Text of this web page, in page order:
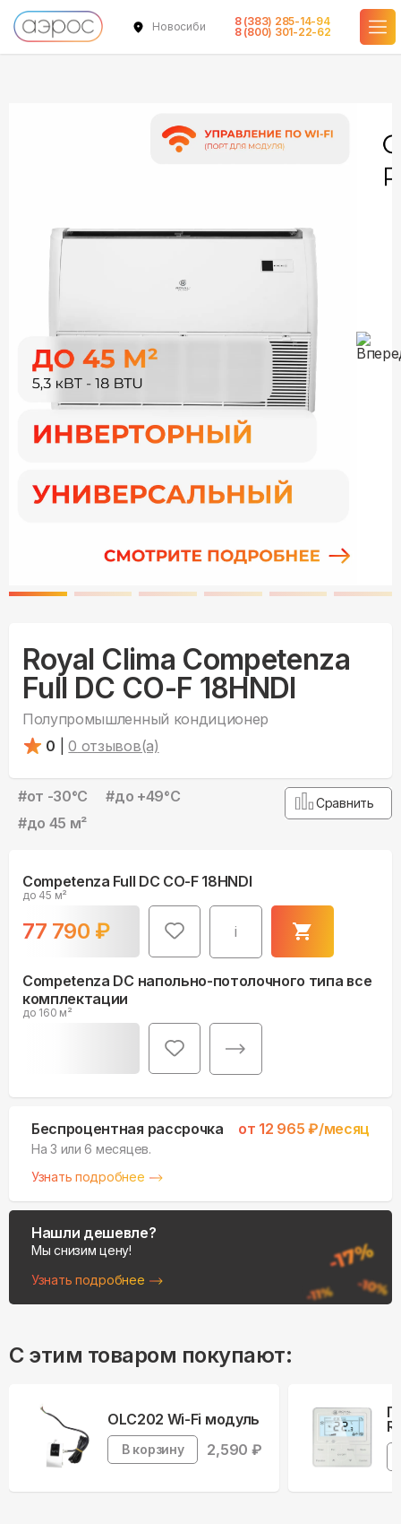
Новосибирск
8 (383) 285-14-94
8 (800) 301-22-62
Royal Clima Competenza
Full DC CO-F 18HNDI
Полупромышленный кондиционер
0
0 отзывов(а)
#от -30°С #до +49°С
#до 45 м²
Сравнить
Competenza Full DC CO-F 18HNDI
до 45 м²
77 790 ₽ i
в наличии
Competenza DC напольно-потолочного типа все
комплектации
до 160 м²
в наличии
Беспроцентная рассрочка от 12 965 ₽/месяц
На 3 или 6 месяцев.
Узнать подробнее
Нашли дешевле?
Мы снизим цену!
Узнать подробнее
С этим товаром покупают:
OLC202 Wi-Fi модуль
В корзину 2,590 ₽